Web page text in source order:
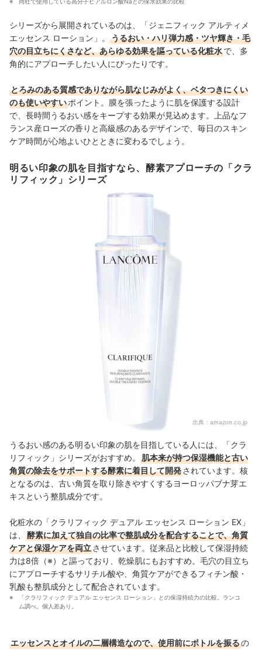
シリーズから展開されているのは、「ジェニフィック アルティメ
エッセンス ローション」。
うるおい・ハリ弾力感・ツヤ輝き・毛
穴の目立ちにくさなど、あらゆる効果を謳っている化粧水で、多
角的にアプローチしたい人にぴったりです。
とろみのある質感でありながら肌なじみがよく、ベタつきにくい
のも使いやすいポイント。膜を張ったように肌を保護する設計
で、長時間うるおい感をキープする効果が見込めます。上品なフ
ランス産ローズの香りと高級感のあるデザインで、毎日のスキン
ケア時間が心地よいひとときに変わるでしょう。
明るい印象の肌を目指すなら、酵素アプローチの「クラ
リフィック」シリーズ
出典： amazon.co.jp
うるおい感のある明るい印象の肌を目指している人には、「クラ
リフィック」シリーズがおすすめ。
肌本来が持つ保湿機能と古い
角質の除去をサポートする酵素に着目して開発されています。核
となるのは、古い角質を取り除きやすくするヨーロッパブナ芽エ
キスという整肌成分です。
化粧水の「クラリフィック デュアル エッセンス ローション EX」
は、
酵素に加えて独自の比率で整肌成分を配合することで、角質
ケアと保湿ケアを両立させています。従来品と比較して保湿持続
力は8倍（※）と謳っており、乾燥肌にもおすすめ。毛穴の目立ち
にアプローチするサリチル酸や、角質ケアができるフィチン酸・
乳酸も整肌成分として配合されています。
「クラリフィック デュアル エッセンス ローション」との保湿持続力の比較。ランコ
ム調べ。個人差あり。
エッセンスとオイルの二層構造なので、使用前にボトルを振るの